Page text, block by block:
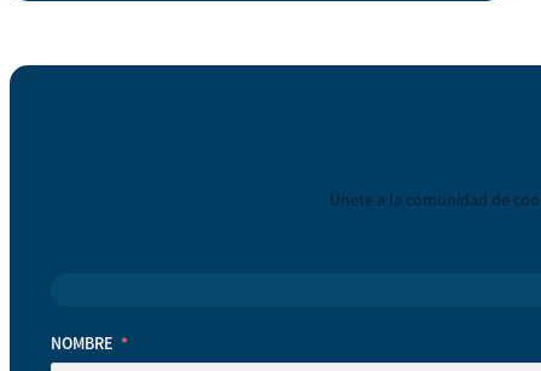
Únete a la comunidad de
NOMBRE